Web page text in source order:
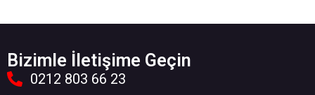
Bizimle İletişime Geçin
0212 803 66 23